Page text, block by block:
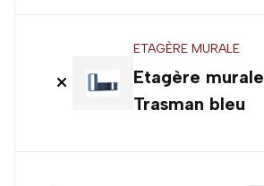
ETAGÈRE MURALE
Etagère murale
Trasman bleu